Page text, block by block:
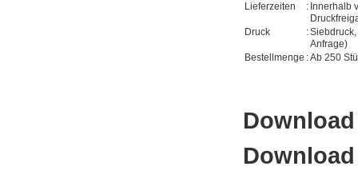
Lieferzeiten
: Innerhalb
Druck
:
Anfrage)
Bestellmenge :Ab 250